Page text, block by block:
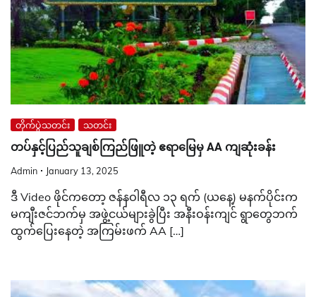
တိုက်ပွဲသတင်း သတင်း
တပ်နှင့်ပြည်သူချစ်ကြည်ဖြူတဲ့ ဧရာမြေမှ AA ကျဆုံးခန်း
Admin January 13, 2025
ဒီ Video ဖိုင်ကတော့ ဇန်နဝါရီလ ၁၃ ရက် (ယနေ့) မနက်ပိုင်းက
မကျီးဇင်ဘက်မှ အဖွဲ့ငယ်များခွဲပြီး အနီးဝန်းကျင် ရွာတွေဘက်
ထွက်ပြေးနေတဲ့ အကြမ်းဖက် AA […]